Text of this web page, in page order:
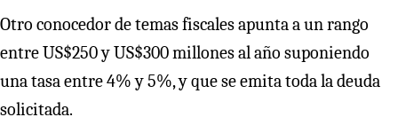
Otro conocedor de temas fiscales apunta a un rango
entre US$250 y US$300 millones al año suponiendo
una tasa entre 4% y 5%, y que se emita toda la deuda
solicitada.